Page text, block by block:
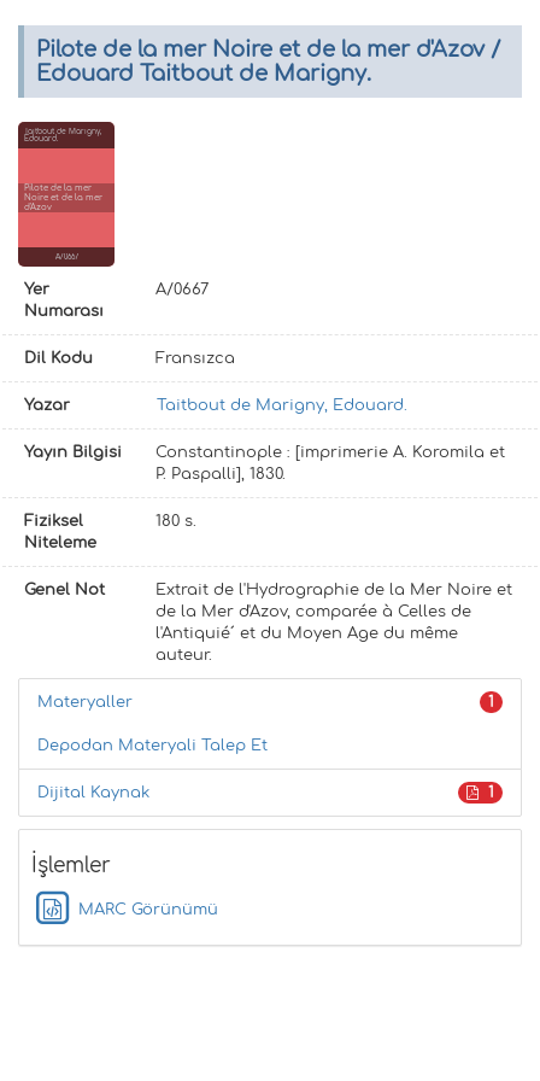
Pilote de la mer Noire et de la mer d'Azov /
Edouard Taitbout de Marigny.
Taitbout de Marigny,
Edouard.
Pilote de la mer
Noire et de la mer
d'Azov
A/0667
Yer
Numarası
A/0667
Dil Kodu Fransızca
Yazar Taitbout de Marigny, Edouard.
Yayın Bilgisi
Constantinople : [imprimerie A. Koromila et
P. Paspalli], 1830.
Fiziksel
Niteleme
180 s.
Genel Not
Extrait de l'Hydrographie de la Mer Noire et
de la Mer d'Azov, comparée à Celles de
l'Antiquié´ et du Moyen Age du même
auteur.
1
Materyaller
Depodan Materyali Talep Et
1
Dijital Kaynak
İşlemler
MARC Görünümü